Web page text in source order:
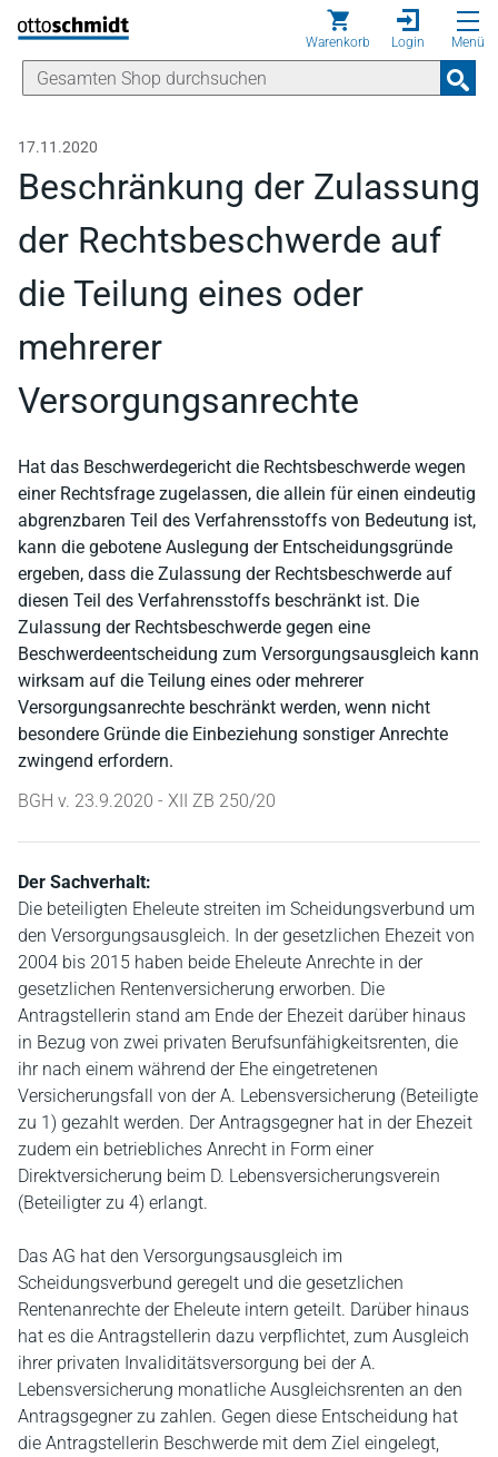
Direkt zum Inhalt
Warenkorb Login Menü
17.11.2020
Beschränkung der Zulassung
der Rechtsbeschwerde auf
die Teilung eines oder
mehrerer
Versorgungsanrechte
Hat das Beschwerdegericht die Rechtsbeschwerde wegen
einer Rechtsfrage zugelassen, die allein für einen eindeutig
abgrenzbaren Teil des Verfahrensstoffs von Bedeutung ist,
kann die gebotene Auslegung der Entscheidungsgründe
ergeben, dass die Zulassung der Rechtsbeschwerde auf
diesen Teil des Verfahrensstoffs beschränkt ist. Die
Zulassung der Rechtsbeschwerde gegen eine
Beschwerdeentscheidung zum Versorgungsausgleich kann
wirksam auf die Teilung eines oder mehrerer
Versorgungsanrechte beschränkt werden, wenn nicht
besondere Gründe die Einbeziehung sonstiger Anrechte
zwingend erfordern.
BGH v. 23.9.2020 - XII ZB 250/20
Der Sachverhalt:
Die beteiligten Eheleute streiten im Scheidungsverbund um
den Versorgungsausgleich. In der gesetzlichen Ehezeit von
2004 bis 2015 haben beide Eheleute Anrechte in der
gesetzlichen Rentenversicherung erworben. Die
Antragstellerin stand am Ende der Ehezeit darüber hinaus
in Bezug von zwei privaten Berufsunfähigkeitsrenten, die
ihr nach einem während der Ehe eingetretenen
Versicherungsfall von der A. Lebensversicherung (Beteiligte
zu 1) gezahlt werden. Der Antragsgegner hat in der Ehezeit
zudem ein betriebliches Anrecht in Form einer
Direktversicherung beim D. Lebensversicherungsverein
(Beteiligter zu 4) erlangt.
Das AG hat den Versorgungsausgleich im
Scheidungsverbund geregelt und die gesetzlichen
Rentenanrechte der Eheleute intern geteilt. Darüber hinaus
hat es die Antragstellerin dazu verpflichtet, zum Ausgleich
ihrer privaten Invaliditätsversorgung bei der A.
Lebensversicherung monatliche Ausgleichsrenten an den
Antragsgegner zu zahlen. Gegen diese Entscheidung hat
die Antragstellerin Beschwerde mit dem Ziel eingelegt,